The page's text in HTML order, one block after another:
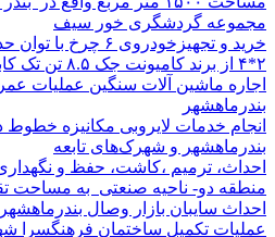
مجموعه گردشگری خور سیف
۲*۴ از برند کامیونت جک ۸.۵ تن تک کابین با کاربری آتش نشانی
اجاره ماشین آلات سنگین عملیات
بندرماهشهر
انجام خدمات لایروبی مکانیزه
بندرماهشهر و شهرک‌های تابعه
احداث، ترمیم ،کاشت، حفظ و
منطقه دو- ناحیه صنعتی به مساحت تقریبی ۴۲۱۰۰۰
احداث سایبان بازار وصال
عملیات تکمیل ساختمان فرهنگسرا